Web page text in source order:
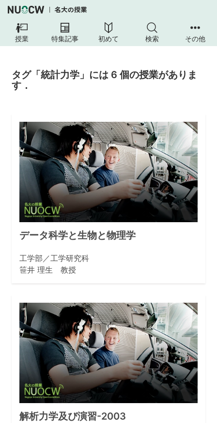
授業 特集記事 初めて 検索 その他
タグ「統計力学」には 6 個の授業がありま
す．
データ科学と生物と物理学
工学部／工学研究科
笹井 理生 教授
解析力学及び演習-2003